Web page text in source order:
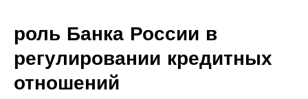
роль Банка России в
регулировании кредитных
отношений